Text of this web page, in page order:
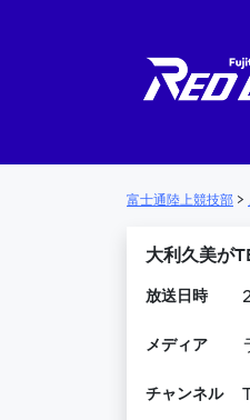
メインナビゲー
富士通陸上競技部 >
大利久美が
放送日時
メディア
チャンネル